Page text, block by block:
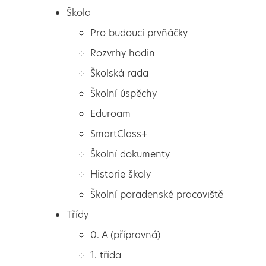
Pro budoucí prvňáčky
Rozvrhy hodin
Školská rada
Škola
Pro budoucí prvňáčky
Rozvrhy hodin
Školská rada
Školní úspěchy
Eduroam
SmartClass+
Školní dokumenty
Historie školy
Školní poradenské pracoviště
Třídy
0. A (přípravná)
1. třída
Velký úspěch našich žáků
v krajském kole Štafetový
pohár 2018